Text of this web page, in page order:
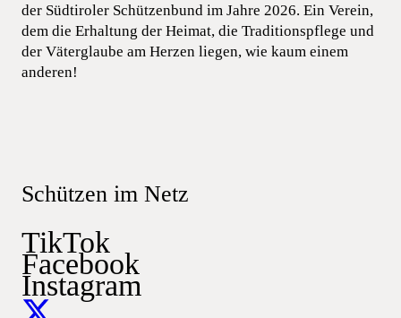
der Südtiroler Schützenbund im Jahre 2026. Ein Verein,
dem die Erhaltung der Heimat, die Traditionspflege und
der Väterglaube am Herzen liegen, wie kaum einem
anderen!
Schützen im Netz
TikTok
Facebook
Instagram